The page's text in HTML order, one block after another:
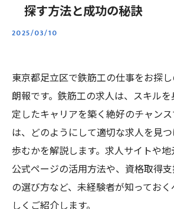
探す方法と成功の秘訣
2025/03/10
東京都足立区で鉄筋工の仕事をお探
朗報です。鉄筋工の求人は、スキル
定したキャリアを築く絶好のチャン
は、どのようにして適切な求人を見
歩むかを解説します。求人サイトや
公式ページの活用方法や、資格取得
の選び方など、未経験者が知ってお